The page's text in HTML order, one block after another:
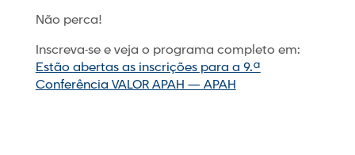
Não perca!
Inscreva-se e veja o programa completo em:
Estão abertas as inscrições para a 9.ª
Conferência VALOR APAH — APAH